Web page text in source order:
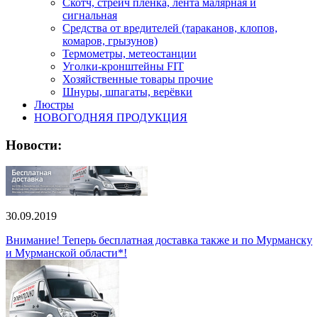
сигнальная
Средства от вредителей (тараканов, клопов,
комаров, грызунов)
Термометры, метеостанции
Уголки-кронштейны FIT
Хозяйственные товары прочие
Шнуры, шпагаты, верёвки
Люстры
НОВОГОДНЯЯ ПРОДУКЦИЯ
Новости:
30.09.2019
Внимание! Теперь бесплатная доставка также и по Мурманску
и Мурманской области*!